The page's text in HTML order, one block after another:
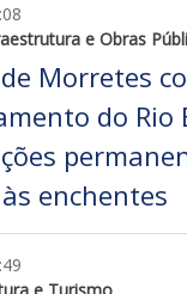
e Obras
Morretes
do Rio
enchentes